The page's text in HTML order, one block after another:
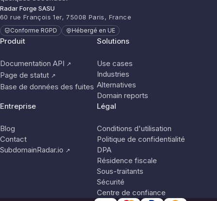
Radar Forge SASU
60 rue François 1er, 75008 Paris, France
Conforme RGPD Hébergé en UE
Produit
Documentation API ↗
Page de statut ↗
Base de données des fuites
Solutions
Use cases
Industries
Alternatives
Domain reports
Entreprise
Blog
Contact
SubdomainRadar.io ↗
Légal
Conditions d'utilisation
Politique de confidentialité
DPA
Résidence fiscale
Sous-traitants
Sécurité
Centre de confiance